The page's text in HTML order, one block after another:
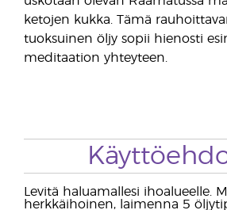
ketojen kukka. Tämä
tuoksuinen öljy sopii hienosti
meditaation yhteyteen.
Levitä haluamallesi ihoalueelle.
herkkäihoinen, laimenna 5